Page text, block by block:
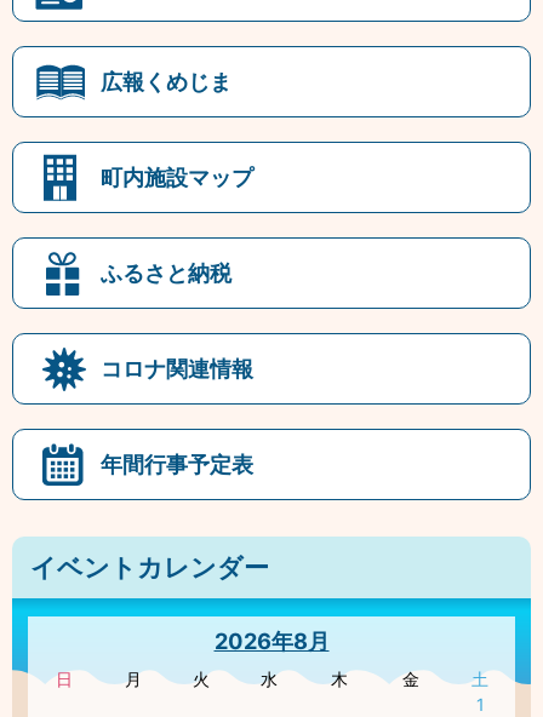
広報くめじま
町内施設マップ
ふるさと納税
コロナ関連情報
年間行事予定表
イベントカレンダー
2026年8月
日 月 火 水 木 金
土
1